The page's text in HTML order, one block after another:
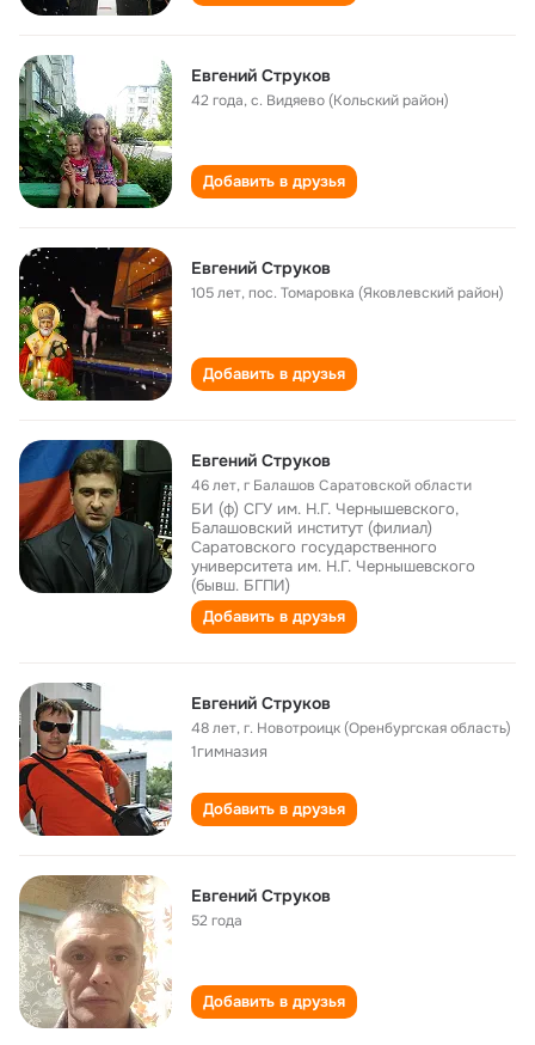
Евгений Струков
42 года,с. Видяево (Кольский район)
Добавить в друзья
Евгений Струков
105 лет,пос. Томаровка (Яковлевский район)
Добавить в друзья
Евгений Струков
46 лет,г Балашов Саратовской области
БИ (ф) СГУ им. Н.Г. Чернышевского,
Балашовский институт (филиал)
Саратовского государственного
университета им. Н.Г. Чернышевского
(бывш. БГПИ)
Добавить в друзья
Евгений Струков
48 лет,г. Новотроицк (Оренбургская область)
1гимназия
Добавить в друзья
Евгений Струков
52 года
Добавить в друзья